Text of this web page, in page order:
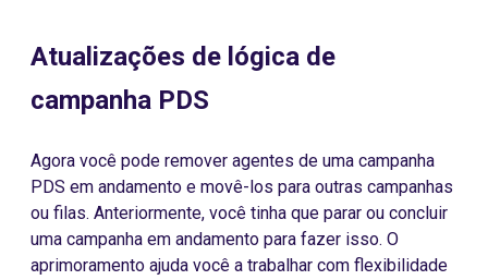
Atualizações de lógica de
campanha PDS
Agora você pode remover agentes de uma campanha
PDS em andamento e movê-los para outras campanhas
ou filas. Anteriormente, você tinha que parar ou concluir
uma campanha em andamento para fazer isso. O
aprimoramento ajuda você a trabalhar com flexibilidade